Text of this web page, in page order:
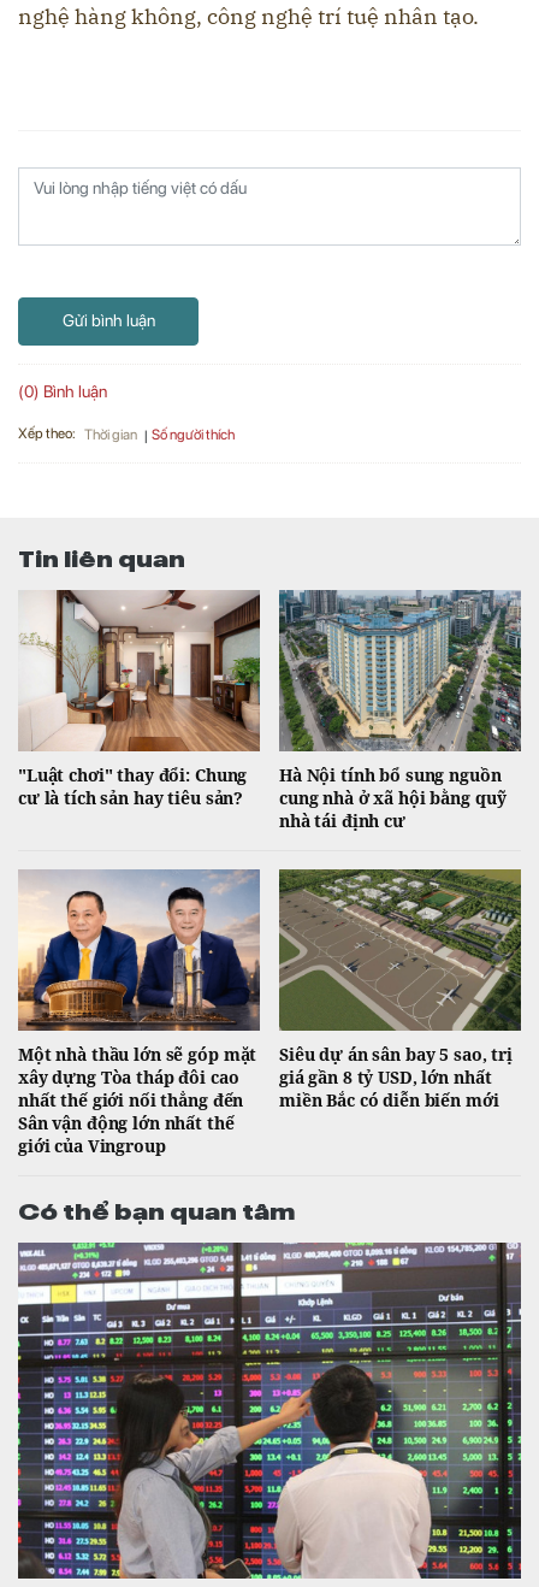
nghệ hàng không, công nghệ trí tuệ nhân tạo.
Gửi bình luận
(0) Bình luận
Xếp theo: Thời gian Số người thích
Tin liên quan
"Luật chơi" thay đổi: Chung
cư là tích sản hay tiêu sản?
Hà Nội tính bổ sung nguồn
cung nhà ở xã hội bằng quỹ
nhà tái định cư
Một nhà thầu lớn sẽ góp mặt
xây dựng Tòa tháp đôi cao
nhất thế giới nối thẳng đến
Sân vận động lớn nhất thế
giới của Vingroup
Siêu dự án sân bay 5 sao, trị
giá gần 8 tỷ USD, lớn nhất
miền Bắc có diễn biến mới
Có thể bạn quan tâm